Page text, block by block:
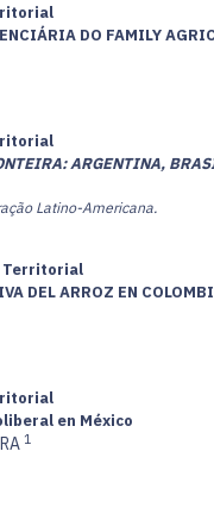
DO FAMILY
ARGENTINA,
Latino-Americana.
Territorial
DEL ARROZ EN
en México
1